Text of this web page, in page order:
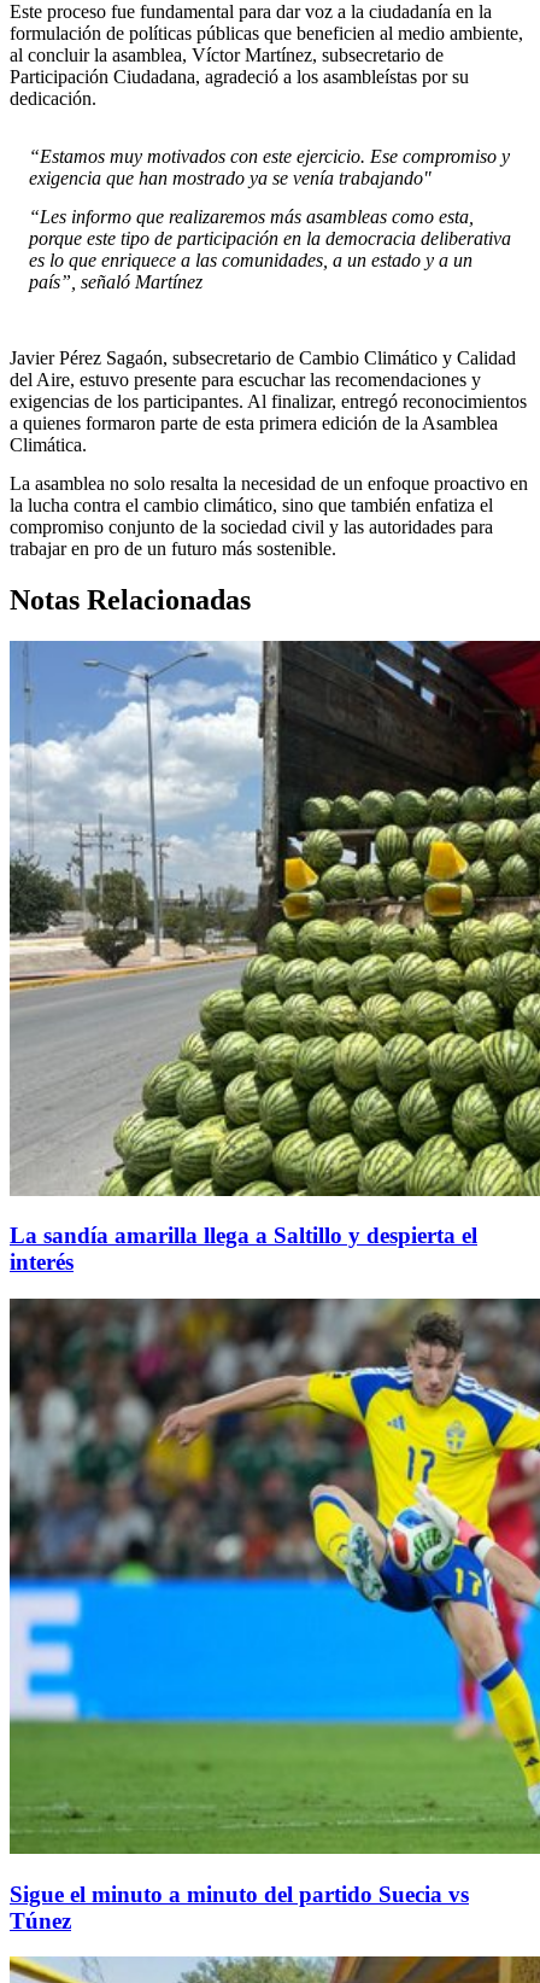
Este proceso fue fundamental para dar voz a la ciudadanía en la
formulación de políticas públicas que beneficien al medio ambiente,
al concluir la asamblea, Víctor Martínez, subsecretario de
Participación Ciudadana, agradeció a los asambleístas por su
dedicación.
“Estamos muy motivados con este ejercicio. Ese compromiso y
exigencia que han mostrado ya se venía trabajando"
“Les informo que realizaremos más asambleas como esta,
porque este tipo de participación en la democracia deliberativa
es lo que enriquece a las comunidades, a un estado y a un
país”, señaló Martínez
Javier Pérez Sagaón, subsecretario de Cambio Climático y Calidad
del Aire, estuvo presente para escuchar las recomendaciones y
exigencias de los participantes. Al finalizar, entregó reconocimientos
a quienes formaron parte de esta primera edición de la Asamblea
Climática.
La asamblea no solo resalta la necesidad de un enfoque proactivo en
la lucha contra el cambio climático, sino que también enfatiza el
compromiso conjunto de la sociedad civil y las autoridades para
trabajar en pro de un futuro más sostenible.
Notas Relacionadas
La sandía amarilla llega a Saltillo y despierta el
interés
Sigue el minuto a minuto del partido Suecia vs
Túnez